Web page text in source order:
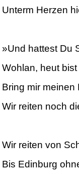
Unterm Herzen
»Und hattest Du
Wohlan, heut
Bring mir meinen
Wir reiten noch
Wir reiten von
Bis Edinburg